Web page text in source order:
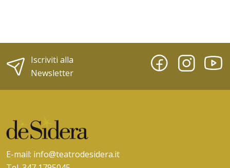
Iscriviti alla
Newsletter
E-mail: info@teatrodesidera.it